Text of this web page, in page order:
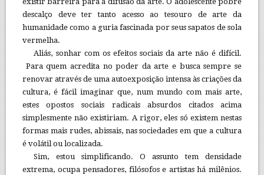
descalço deve ter tanto acesso ao tesouro de arte da
humanidade como a guria fascinada por seus sapatos de sola
vermelha.
Aliás, sonhar com os efeitos sociais da arte não é difícil.
Para quem acredita no poder da arte e busca sempre se
renovar através de uma autoexposição intensa às criações da
cultura, é fácil imaginar que, num mundo com mais arte,
estes opostos sociais radicais absurdos citados acima
simplesmente não existiriam. A rigor, eles só existem nestas
formas mais rudes, abissais, nas sociedades em que a cultura
é volátil ou localizada.
Sim, estou simplificando. O assunto tem densidade
extrema, ocupa pensadores, filósofos e artistas há milênios.